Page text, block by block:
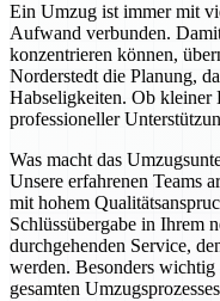
Ein Umzug ist immer mit
Aufwand verbunden.
konzentrieren können,
Norderstedt die Planung,
Habseligkeiten. Ob kleiner
professioneller
Was macht das
Unsere erfahrenen Teams
mit hohem
Schlüssübergabe in Ihrem
durchgehenden Service,
werden. Besonders wichtig
gesamten